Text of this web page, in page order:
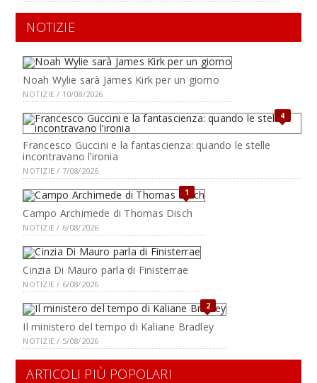
NOTIZIE
Noah Wylie sarà James Kirk per un giorno
NOTIZIE / 10/08/2026
4
Francesco Guccini e la fantascienza: quando le stelle
incontravano l’ironia
NOTIZIE / 7/08/2026
1
Campo Archimede di Thomas Disch
NOTIZIE / 6/08/2026
Cinzia Di Mauro parla di Finisterrae
NOTIZIE / 6/08/2026
2
Il ministero del tempo di Kaliane Bradley
NOTIZIE / 5/08/2026
ARTICOLI PIÙ POPOLARI